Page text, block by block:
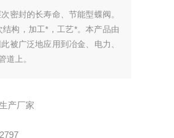
密封的长寿命、节能型蝶阀。
构，加工*，工艺*。本产品由
被广泛地应用到冶金、电力、
道上。
产厂家
2797